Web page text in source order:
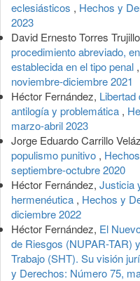
eclesiásticos , Hechos y
2023
David Ernesto Torres
procedimiento abreviado,
establecida en el tipo penal ,
noviembre-diciembre 2021
Héctor Fernández,
antilogía y problemática ,
marzo-abril 2023
Jorge Eduardo Carrillo
populismo punitivo ,
septiembre-octubre 2020
Héctor Fernández, Justicia
hermenéutica , Hechos y
diciembre 2022
Héctor Fernández, El
de Riesgos (NUPAR-TAR)
Trabajo (SHT). Su visión
y Derechos: Número 75,